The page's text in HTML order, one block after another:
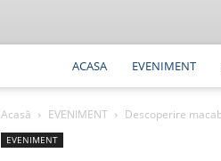
ACASA EVENIMENT
Acasă EVENIMENT Descoperire
EVENIMENT